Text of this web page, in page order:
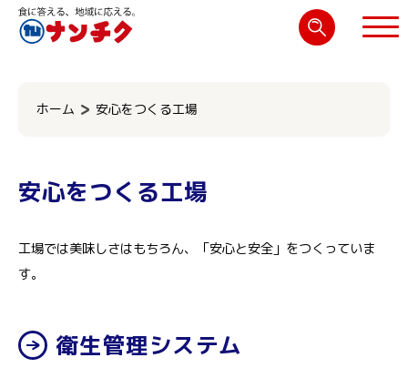
ホーム 安心をつくる工場
安心をつくる工場
工場では美味しさはもちろん、「安心と安全」をつくっていま
す。
衛生管理システム